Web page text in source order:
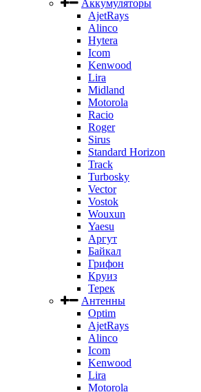
Аккумуляторы
AjetRays
Alinco
Hytera
Icom
Kenwood
Lira
Midland
Motorola
Racio
Roger
Sirus
Standard Horizon
Track
Turbosky
Vector
Vostok
Wouxun
Yaesu
Аргут
Байкал
Грифон
Круиз
Терек
Антенны
Optim
AjetRays
Alinco
Icom
Kenwood
Lira
Motorola